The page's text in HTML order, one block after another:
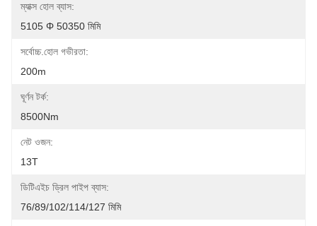
ম্যাক্স হোল ব্যাস:
5105 Φ 50350 মিমি
সর্বোচ্চ.হোল গভীরতা:
200m
ঘূর্ণন টর্ক:
8500Nm
নেট ওজন:
13T
ডিটিএইচ ড্রিল পাইপ ব্যাস:
76/89/102/114/127 মিমি